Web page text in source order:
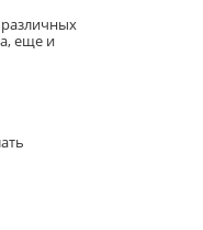
еще и